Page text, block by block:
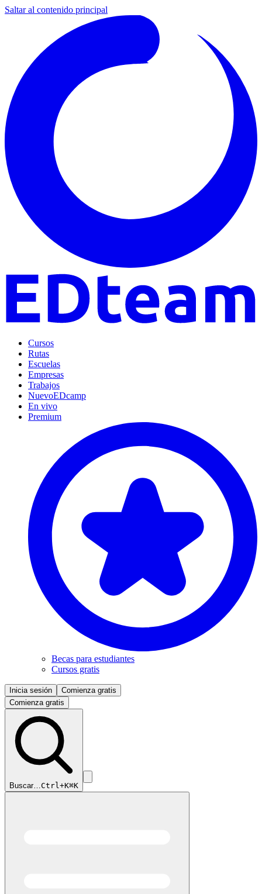
Saltar al contenido principal
Cursos
Rutas
Escuelas
Empresas
Trabajos
NuevoEDcamp
En vivo
Premium
Becas para estudiantes
Cursos gratis
Inicia sesión
Comienza gratis
Comienza gratis
Buscar…Ctrl+K⌘K